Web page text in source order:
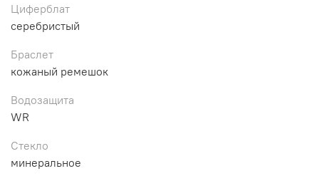
Циферблат
серебристый
Браслет
кожаный ремешок
Водозащита
WR
Стекло
минеральное